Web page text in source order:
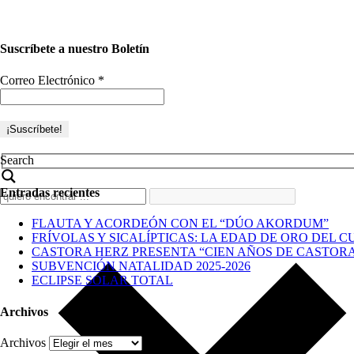
Suscríbete a nuestro Boletín
Correo Electrónico *
Search
Entradas recientes
FLAUTA Y ACORDEÓN CON EL “DÚO AKORDUM”
FRÍVOLAS Y SICALÍPTICAS: LA EDAD DE ORO DEL
CASTORA HERZ PRESENTA “CIEN AÑOS DE
SUBVENCIÓN NATALIDAD 2025-2026
ECLIPSE SOLAR TOTAL
Archivos
Archivos